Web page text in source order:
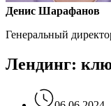
Денис Шарафанов
Генеральный
Лендинг: